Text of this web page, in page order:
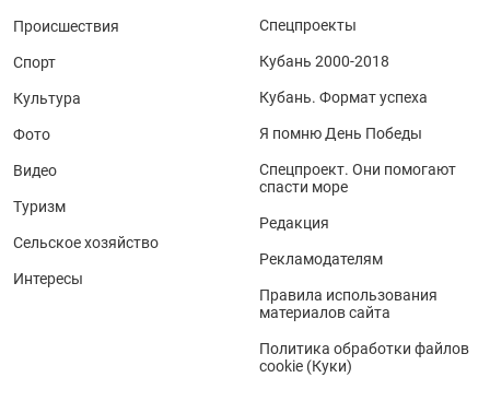
Происшествия
Спорт
Культура
Фото
Видео
Туризм
Сельское хозяйство
Интересы
Спецпроекты
Кубань 2000-2018
Кубань. Формат успеха
Я помню День Победы
Спецпроект. Они помогают
спасти море
Редакция
Рекламодателям
Правила использования
материалов сайта
Политика обработки файлов
cookie (Куки)